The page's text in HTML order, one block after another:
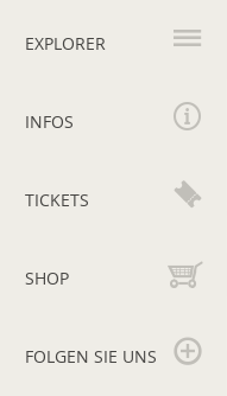
EXPLORER
INFOS
TICKETS
SHOP
FOLGEN SIE UNS